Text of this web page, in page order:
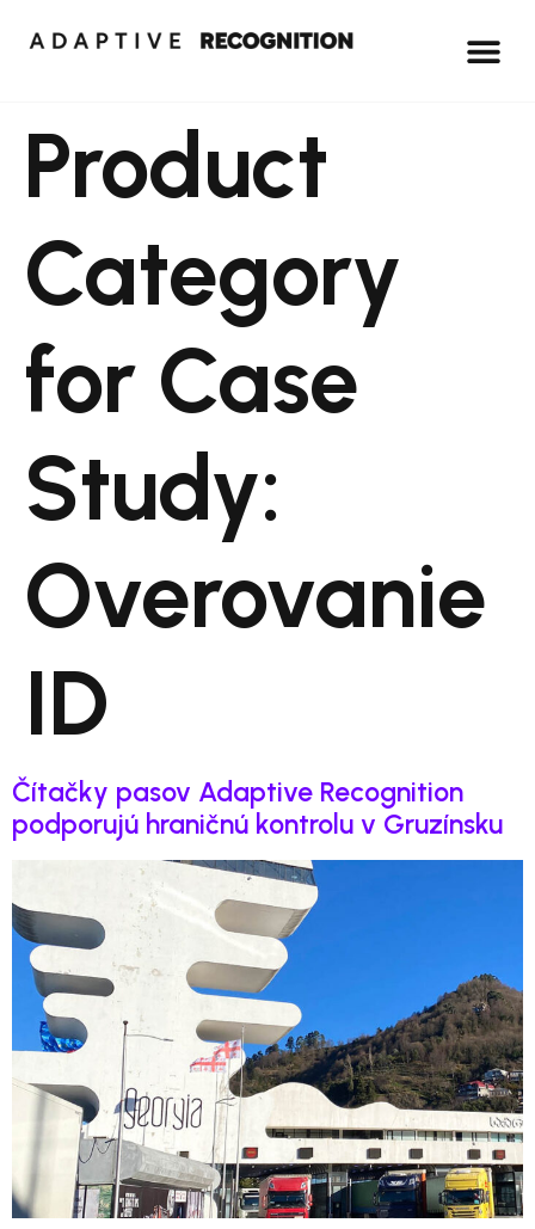
Product
Category
for Case
Study:
Overovanie
ID
Čítačky pasov Adaptive Recognition
podporujú hraničnú kontrolu v Gruzínsku